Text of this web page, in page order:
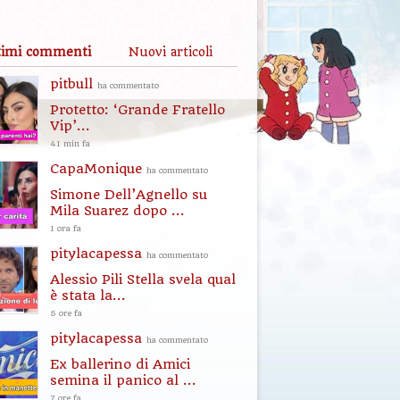
commenti Nuovi articoli
pitbull ha commentato
Protetto: ‘Grande Fratello
Vip’...
41 min fa
CapaMonique ha commentato
Simone Dell’Agnello su
Mila Suarez dopo ...
1 ora fa
pitylacapessa ha commentato
Alessio Pili Stella svela qual
è stata la...
5 ore fa
pitylacapessa ha commentato
Ex ballerino di Amici
semina il panico al ...
7 ore fa